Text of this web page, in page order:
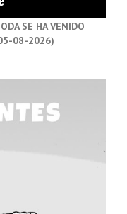
SE HA VENIDO
08-2026)